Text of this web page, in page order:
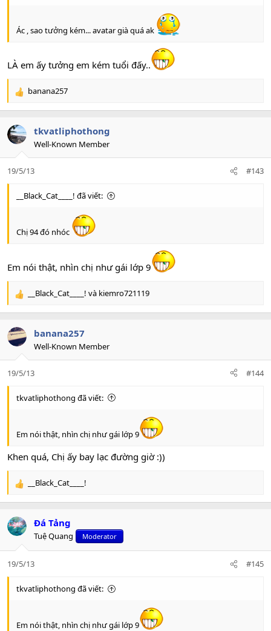
Ác , sao tưởng kém... avatar già quá ak
LÀ em ấy tưởng em kém tuổi đấy..
R
c
t
o
n
banana257
tkvatliphothong
Well-Known Member
19/5/13 #143
__Black_Cat____! đã viết:
Chị 94 đó nhóc
Em nói thật, nhìn chị như gái lớp 9
R
c
t
o
n
__Black_Cat____! và kiemro721119
banana257
Well-Known Member
19/5/13 #144
tkvatliphothong đã viết:
Em nói thật, nhìn chị như gái lớp 9
Khen quá, Chị ấy bay lạc đường giờ :))
R
c
t
o
n
__Black_Cat____!
Đá Tảng
Tuệ Quang Moderator
19/5/13 #145
tkvatliphothong đã viết:
Em nói thật, nhìn chị như gái lớp 9